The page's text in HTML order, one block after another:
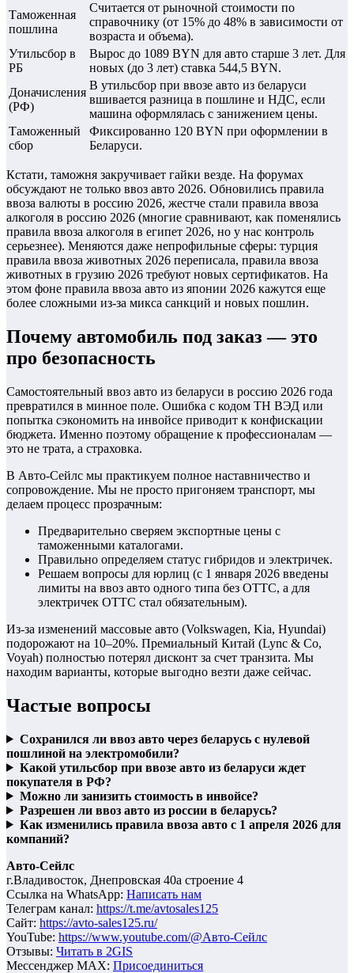
Таможенная
пошлина
Считается от рыночной стоимости по
справочнику (от 15% до 48% в зависимости от
возраста и объема).
Утильсбор в
РБ
Вырос до 1089 BYN для авто старше 3 лет. Для
новых (до 3 лет) ставка 544,5 BYN.
Доначисления
(РФ)
В утильсбор при ввозе авто из беларуси
вшивается разница в пошлине и НДС, если
машина оформлялась с занижением цены.
Таможенный
сбор
Фиксированно 120 BYN при оформлении в
Беларуси.
Кстати, таможня закручивает гайки везде. На форумах
обсуждают не только ввоз авто 2026. Обновились правила
ввоза валюты в россию 2026, жестче стали правила ввоза
алкоголя в россию 2026 (многие сравнивают, как поменялись
правила ввоза алкоголя в египет 2026, но у нас контроль
серьезнее). Меняются даже непрофильные сферы: турция
правила ввоза животных 2026 переписала, правила ввоза
животных в грузию 2026 требуют новых сертификатов. На
этом фоне правила ввоза авто из японии 2026 кажутся еще
более сложными из-за микса санкций и новых пошлин.
Почему автомобиль под заказ — это
про безопасность
Самостоятельный ввоз авто из беларуси в россию 2026 года
превратился в минное поле. Ошибка с кодом ТН ВЭД или
попытка сэкономить на инвойсе приводит к конфискации
бюджета. Именно поэтому обращение к профессионалам —
это не трата, а страховка.
В Авто-Сейлс мы практикуем полное наставничество и
сопровождение. Мы не просто пригоняем транспорт, мы
делаем процесс прозрачным:
Предварительно сверяем экспортные цены с
таможенными каталогами.
Правильно определяем статус гибридов и электричек.
Решаем вопросы для юрлиц (с 1 января 2026 введены
лимиты на ввоз авто одного типа без ОТТС, а для
электричек ОТТС стал обязательным).
Из-за изменений массовые авто (Volkswagen, Kia, Hyundai)
подорожают на 10–20%. Премиальный Китай (Lync & Co,
Voyah) полностью потерял дисконт за счет транзита. Мы
находим варианты, которые выгодно везти даже сейчас.
Частые вопросы
Сохранился ли ввоз авто через беларусь с нулевой
пошлиной на электромобили?
Какой утильсбор при ввозе авто из беларуси ждет
покупателя в РФ?
Можно ли занизить стоимость в инвойсе?
Разрешен ли ввоз авто из россии в беларусь?
Как изменились правила ввоза авто с 1 апреля 2026 для
компаний?
Авто-Сейлс
г.Владивосток, Днепровская 40а строение 4
Ссылка на WhatsApp: Написать нам
Телеграм канал: https://t.me/avtosales125
Сайт: https://avto-sales125.ru/
YouTube: https://www.youtube.com/@Авто-Сейлс
Отзывы: Читать в 2GIS
Мессенджер MAX: Присоединиться